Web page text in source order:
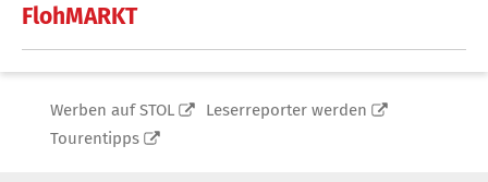
FlohMARKT
Werben auf STOL
Leserreporter werden
Tourentipps